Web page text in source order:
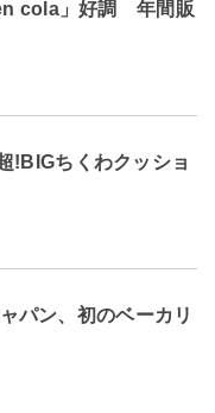
cola」好調 年間販
!BIGちくわクッショ
パン、初のベーカリ